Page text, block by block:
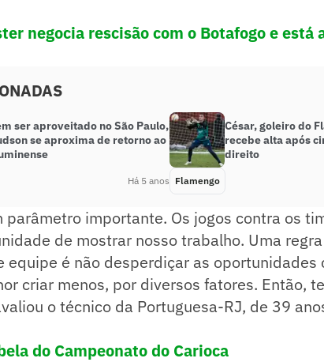
negocia rescisão com o Botafogo e está
ser aproveitado no São Paulo,
se aproxima de retorno ao
Há 5 anos
César, goleiro do
recebe alta após
direito
Flamengo
parâmetro importante. Os jogos contra os
de mostrar nosso trabalho. Uma
equipe é não desperdiçar as oportunidades
criar menos, por diversos fatores. Então,
o técnico da Portuguesa-RJ, de 39
do Campeonato do Carioca